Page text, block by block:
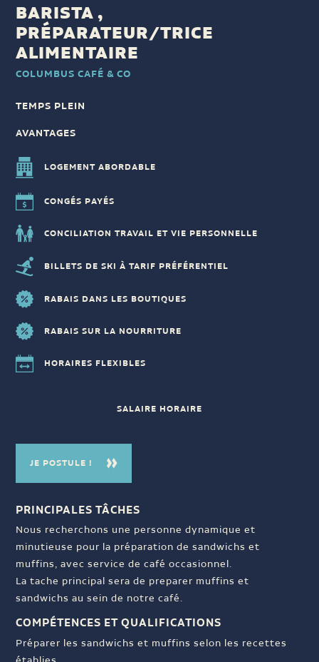
BARISTA ,
PRÉPARATEUR/TRICE
ALIMENTAIRE
COLUMBUS CAFÉ & CO
TEMPS PLEIN
AVANTAGES
LOGEMENT ABORDABLE
CONGÉS PAYÉS
CONCILIATION TRAVAIL ET VIE PERSONNELLE
BILLETS DE SKI À TARIF PRÉFÉRENTIEL
RABAIS DANS LES BOUTIQUES
RABAIS SUR LA NOURRITURE
HORAIRES FLEXIBLES
SALAIRE HORAIRE
JE POSTULE !
PRINCIPALES TÂCHES
Nous recherchons une personne dynamique et
minutieuse pour la préparation de sandwichs et
muffins, avec service de café occasionnel.
La tache principal sera de preparer muffins et
sandwichs au sein de notre café.
COMPÉTENCES ET QUALIFICATIONS
Préparer les sandwichs et muffins selon les recettes